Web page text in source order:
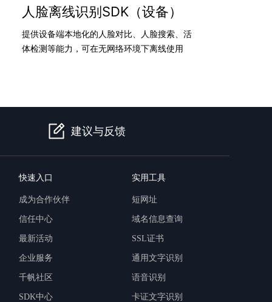
人脸离线识别SDK（设备）
提供设备端本地化的人脸对比、人脸搜索、活
体检测等能力，可在无网络环境下离线使用
建议与反馈
快速入口
成为合作伙伴
信任中心
最新活动
企业服务
千帆社区
SDK中心
实用工具
短网址
域名信息查询
SSL证书
通用文字识别
语音识别
卡证文字识别